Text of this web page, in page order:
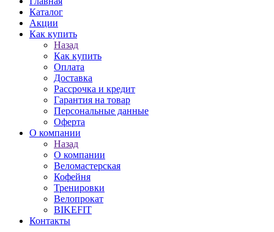
Каталог
Акции
Как купить
Назад
Как купить
Оплата
Доставка
Рассрочка и кредит
Гарантия на товар
Персональные данные
Оферта
О компании
Назад
О компании
Веломастерская
Кофейня
Тренировки
Велопрокат
BIKEFIT
Контакты